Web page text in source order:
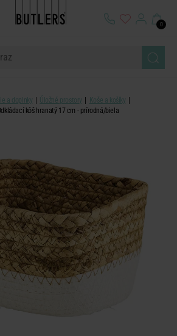
0
a doplnky Úložné prostory
Koše a košíky
kôš hranatý 17 cm - prírodná/biela